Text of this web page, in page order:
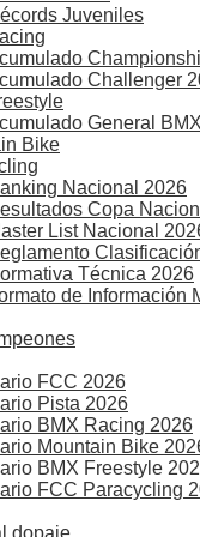
Juveniles
Challenger
General
Bike
Nacional 2026
Copa
List Nacional
Técnica 2026
de Información
FCC 2026
Pista 2026
BMX Racing 2026
Mountain Bike
BMX Freestyle
FCC Paracycling
dopaje